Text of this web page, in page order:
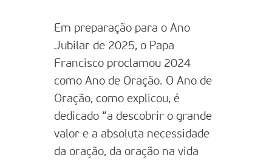
Em preparação para o Ano
Jubilar de 2025, o Papa
Francisco proclamou 2024
como Ano de Oração. O Ano de
Oração, como explicou, é
dedicado “a descobrir o grande
valor e a absoluta necessidade
da oração, da oração na vida